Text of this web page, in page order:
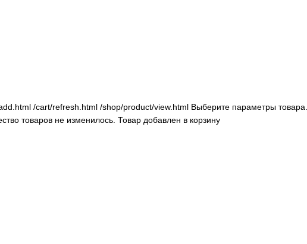
/cart/refresh.html /shop/product/view.html Выберите параметры товара.
товаров не изменилось. Товар добавлен в корзину